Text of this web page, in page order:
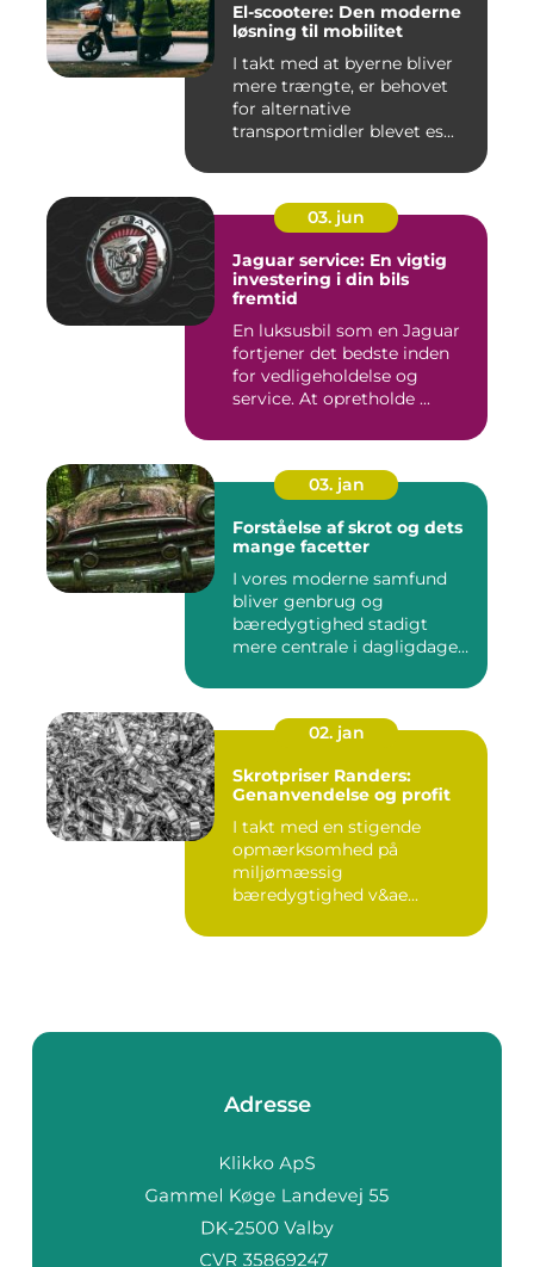
El-scootere: Den moderne
løsning til mobilitet
I takt med at byerne bliver
mere trængte, er behovet
for alternative
transportmidler blevet es...
03. jun
Jaguar service: En vigtig
investering i din bils
fremtid
En luksusbil som en Jaguar
fortjener det bedste inden
for vedligeholdelse og
service. At opretholde ...
03. jan
Forståelse af skrot og dets
mange facetter
I vores moderne samfund
bliver genbrug og
bæredygtighed stadigt
mere centrale i dagligdagen.
02. jan
Skrotpriser Randers:
Genanvendelse og profit
I takt med en stigende
opmærksomhed på
miljømæssig
bæredygtighed v&ae...
Adresse